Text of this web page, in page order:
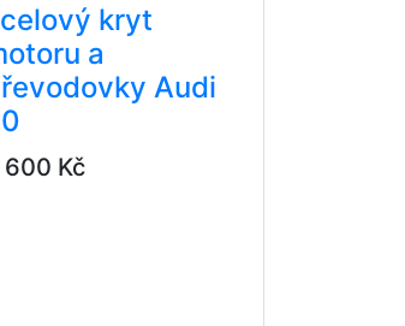
kryt
a
Audi
600 Kč